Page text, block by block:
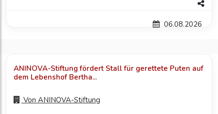
06.08.2026
ANINOVA-Stiftung fördert Stall für gerettete Puten auf
dem Lebenshof Bertha...
Von ANINOVA-Stiftung